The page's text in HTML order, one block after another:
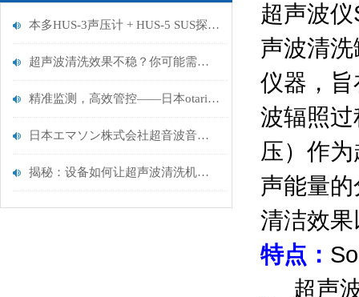
本多HUS-3声压计 + HUS-5 SUS探头，精准检测碱性/有机溶剂清洗槽
超声波清洗效果不稳？你可能需要这样一台“声压监控官”
精准监测，高效管控——日本otari超声波音压计Sonic Watcher 2深度解析
日本エマソン株式会社超音波音圧計型式 USM - 015 Rev.2 运用分析
揭秘：设备如何让超声波清洗机清洗更有效
超声波
声波清
仪器，
波辐照
压）作
声能量
清洁效
特点：
超声